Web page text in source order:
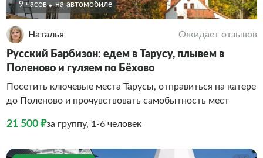
9 часов На автомобиле
Наталья Ожидает отзывов
Русский Барбизон: едем в Тарусу, плывем в
Поленово и гуляем по Бёхово
Посетить ключевые места Тарусы, отправиться на катере
до Поленово и прочувствовать самобытность мест
21 500 ₽за группу, 1-6 человек